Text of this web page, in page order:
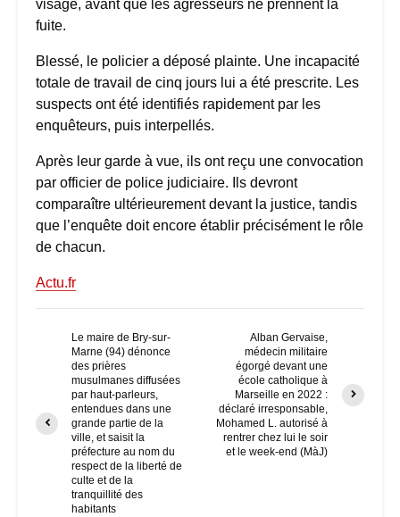
visage, avant que les agresseurs ne prennent la
fuite.
Blessé, le policier a déposé plainte. Une incapacité
totale de travail de cinq jours lui a été prescrite. Les
suspects ont été identifiés rapidement par les
enquêteurs, puis interpellés.
Après leur garde à vue, ils ont reçu une convocation
par officier de police judiciaire. Ils devront
comparaître ultérieurement devant la justice, tandis
que l’enquête doit encore établir précisément le rôle
de chacun.
Actu.fr
Le maire de Bry-sur-
Marne (94) dénonce
des prières
musulmanes diffusées
par haut-parleurs,
entendues dans une
grande partie de la
ville, et saisit la
préfecture au nom du
respect de la liberté de
culte et de la
tranquillité des
habitants
Alban Gervaise,
médecin militaire
égorgé devant une
école catholique à
Marseille en 2022 :
déclaré irresponsable,
Mohamed L. autorisé à
rentrer chez lui le soir
et le week-end (MàJ)